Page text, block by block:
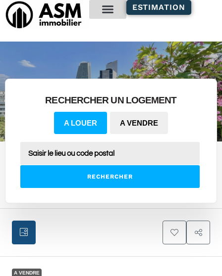
principal
ESTIMATION
RECHERCHER UN LOGEMENT
A LOUER A VENDRE
RECHERCHER
A VENDRE